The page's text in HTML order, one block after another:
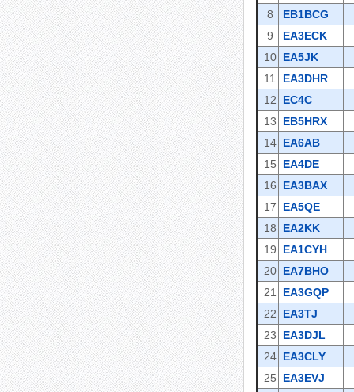
8
EB1BCG
9
EA3ECK
10 EA5JK
11
EA3DHR
12
EC4C
13
EB5HRX
14 EA6AB
15
EA4DE
16
EA3BAX
17
EA5QE
18
EA2KK
19
EA1CYH
20 EA7BHO
21
EA3GQP
22
EA3TJ
23
EA3DJL
24 EA3CLY
25
EA3EVJ